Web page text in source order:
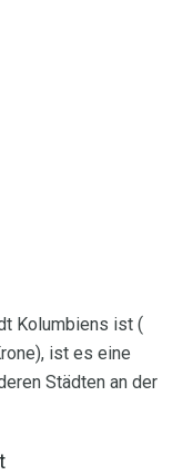
Kolumbiens ist (
ist es eine
Städten an der